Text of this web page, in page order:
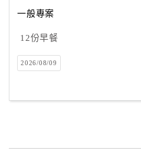
店
作
作
一般專案
12份早餐
2026/08/09